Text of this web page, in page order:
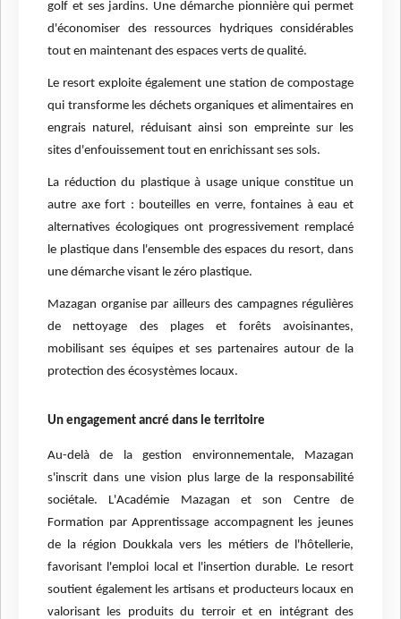
golf et ses jardins. Une démarche pionnière qui permet
d'économiser des ressources hydriques considérables
tout en maintenant des espaces verts de qualité.
Le resort exploite également une station de compostage
qui transforme les déchets organiques et alimentaires en
engrais naturel, réduisant ainsi son empreinte sur les
sites d'enfouissement tout en enrichissant ses sols.
La réduction du plastique à usage unique constitue un
autre axe fort : bouteilles en verre, fontaines à eau et
alternatives écologiques ont progressivement remplacé
le plastique dans l'ensemble des espaces du resort, dans
une démarche visant le zéro plastique.
Mazagan organise par ailleurs des campagnes régulières
de nettoyage des plages et forêts avoisinantes,
mobilisant ses équipes et ses partenaires autour de la
protection des écosystèmes locaux.
Un engagement ancré dans le territoire
Au-delà de la gestion environnementale, Mazagan
s'inscrit dans une vision plus large de la responsabilité
sociétale. L'Académie Mazagan et son Centre de
Formation par Apprentissage accompagnent les jeunes
de la région Doukkala vers les métiers de l'hôtellerie,
favorisant l'emploi local et l'insertion durable. Le resort
soutient également les artisans et producteurs locaux en
valorisant les produits du terroir et en intégrant des